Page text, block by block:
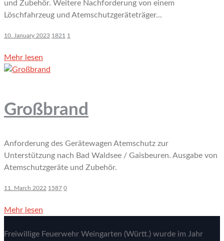
und Zubehör. Weitere Nachforderung von einem
Löschfahrzeug und Atemschutzgeräteträger...
10. January 2023 1821 1
Mehr lesen
Großbrand
Anforderung des Gerätewagen Atemschutz zur
Unterstützung nach Bad Waldsee / Gaisbeuren. Ausgabe von
Atemschutzgeräte und Zubehör.
11. March 2022 1587 0
Mehr lesen
Freiwillige Feuerwehr Weingarten (Württ.) wurde im Jahr